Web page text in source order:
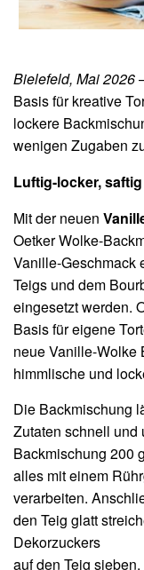
Bielefeld, Mai 2026
Basis für kreative
lockere
wenigen Zugaben
Luftig-locker,
Mit der neuen
Oetker Wolke-
Vanille-Geschmack
Teigs und dem
eingesetzt werden.
Basis für eigene
neue Vanille-Wolke
himmlische und
Die Backmischung
Zutaten schnell und
Backmischung 200
alles mit einem
verarbeiten.
den Teig glatt
Dekorzuckers
auf den Teig